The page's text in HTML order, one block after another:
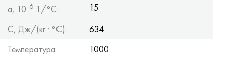
a, 10-6 1/°С:
15
С, Дж/(кг · °С):
634
Температура:
1000